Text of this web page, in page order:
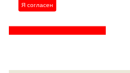
Я согласен